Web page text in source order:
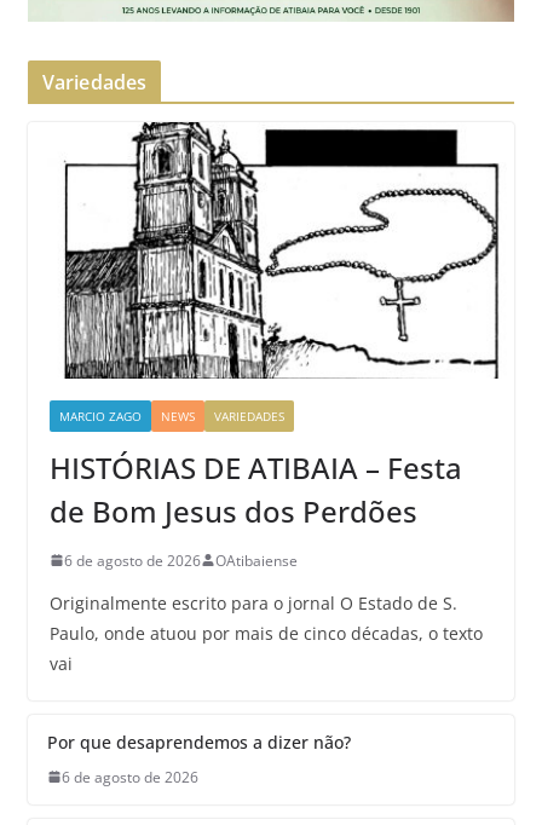
Variedades
MARCIO ZAGO NEWS VARIEDADES
HISTÓRIAS DE ATIBAIA – Festa
de Bom Jesus dos Perdões
6 de agosto de 2026 OAtibaiense
Originalmente escrito para o jornal O Estado de S.
Paulo, onde atuou por mais de cinco décadas, o texto
vai
Por que desaprendemos a dizer não?
6 de agosto de 2026